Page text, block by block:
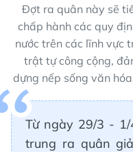
Đợt ra quân này sẽ
chấp hành các quy
nước trên các lĩnh vực
trật tự công cộng,
dựng nếp sống văn
Từ ngày 29/3 -
trung ra quân